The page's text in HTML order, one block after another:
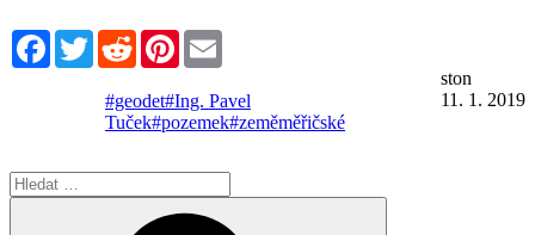
FacebookTwitterRedditPinterest
ston
11. 1. 2019
#geodet#Ing. Pavel
Tuček#pozemek#zeměměřičské
Hledat: